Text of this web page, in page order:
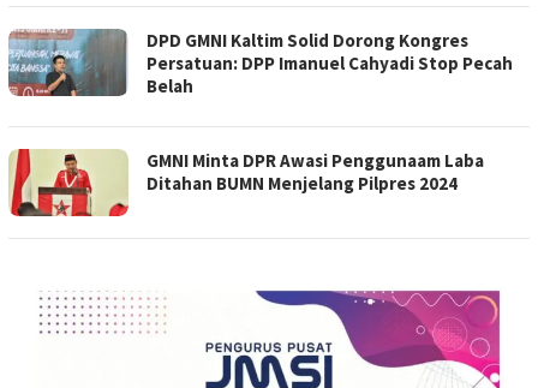
DPD GMNI Kaltim Solid Dorong Kongres
Persatuan: DPP Imanuel Cahyadi Stop Pecah
Belah
GMNI Minta DPR Awasi Penggunaam Laba
Ditahan BUMN Menjelang Pilpres 2024